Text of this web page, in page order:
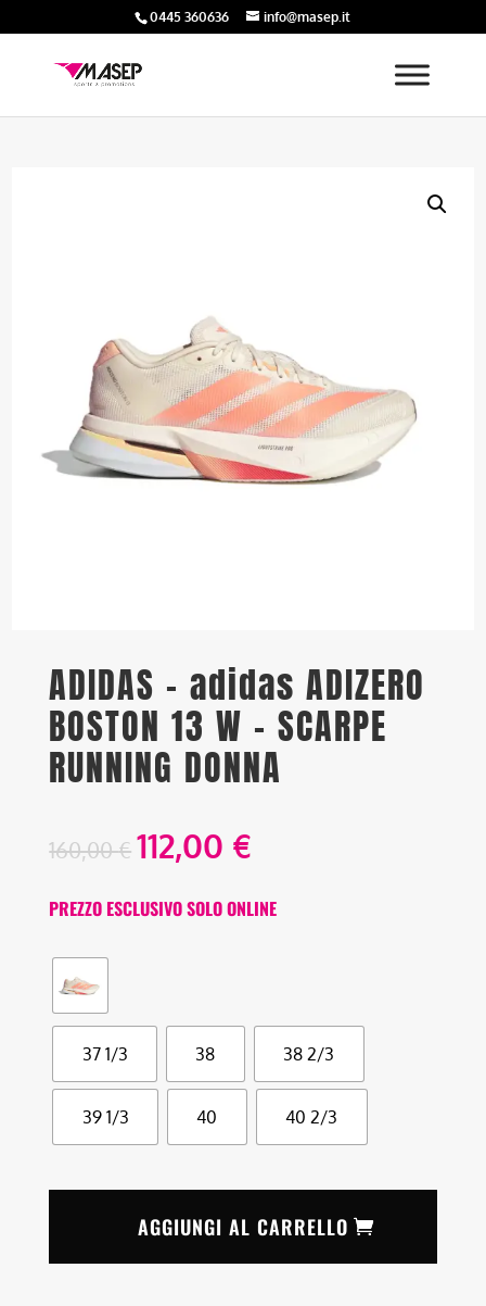
0445 360636 info@masep.it
ADIDAS – adidas ADIZERO
BOSTON 13 W – SCARPE
RUNNING DONNA
160,00€ 112,00 €
PREZZO ESCLUSIVO SOLO ONLINE
37 1/3 38 38 2/3
39 1/3 40 40 2/3
AGGIUNGI AL CARRELLO